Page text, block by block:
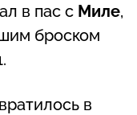
в пас с Миле,
броском
в